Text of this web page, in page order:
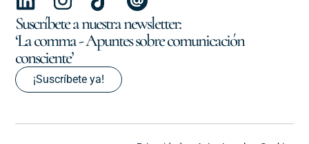
Suscríbete a nuestra newsletter:
‘La comma - Apuntes sobre comunicación
consciente’
¡Suscríbete ya!